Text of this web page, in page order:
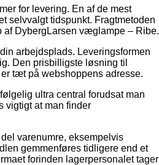
for levering. En af de mest
selvvalgt tidspunkt. Fragtmetoden
af DybergLarsen væglampe – Ribe.
arbejdsplads. Leveringsformen
Den prisbilligste løsning til
tæt på webshoppens adresse.
ultra central forudsat man
vigtigt at man finder
varenumre, eksempelvis
gemmenføres tidligere end et
forinden lagerpersonalet tager